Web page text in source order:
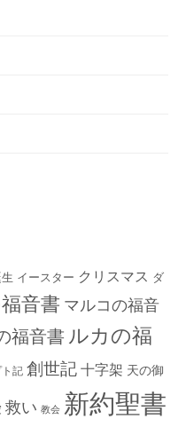
イースター クリスマス ダ
音書 マルコの福音
福音書 ルカの福
記 創世記 十字架 天の御
救い 教会 新約聖書